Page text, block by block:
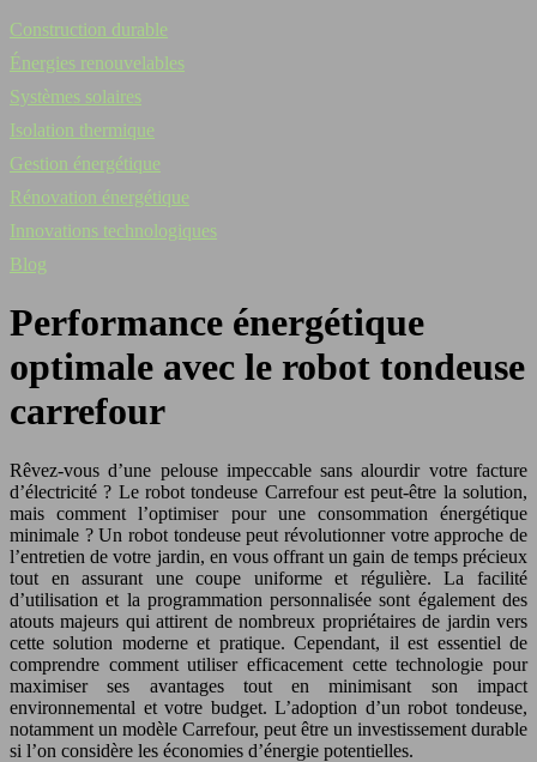
Construction durable
Énergies renouvelables
Systèmes solaires
Isolation thermique
Gestion énergétique
Rénovation énergétique
Innovations technologiques
Blog
Performance énergétique
optimale avec le robot tondeuse
carrefour
Rêvez-vous d’une pelouse impeccable sans alourdir votre facture
d’électricité ? Le robot tondeuse Carrefour est peut-être la solution,
mais comment l’optimiser pour une consommation énergétique
minimale ? Un robot tondeuse peut révolutionner votre approche de
l’entretien de votre jardin, en vous offrant un gain de temps précieux
tout en assurant une coupe uniforme et régulière. La facilité
d’utilisation et la programmation personnalisée sont également des
atouts majeurs qui attirent de nombreux propriétaires de jardin vers
cette solution moderne et pratique. Cependant, il est essentiel de
comprendre comment utiliser efficacement cette technologie pour
maximiser ses avantages tout en minimisant son impact
environnemental et votre budget. L’adoption d’un robot tondeuse,
notamment un modèle Carrefour, peut être un investissement durable
si l’on considère les économies d’énergie potentielles.